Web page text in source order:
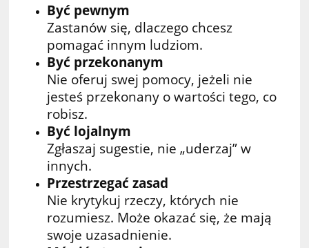
Być pewnym
Zastanów się, dlaczego chcesz
pomagać innym ludziom.
Być przekonanym
Nie oferuj swej pomocy, jeżeli nie
jesteś przekonany o wartości tego, co
robisz.
Być lojalnym
Zgłaszaj sugestie, nie „uderzaj” w
innych.
Przestrzegać zasad
Nie krytykuj rzeczy, których nie
rozumiesz. Może okazać się, że mają
swoje uzasadnienie.